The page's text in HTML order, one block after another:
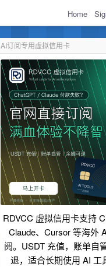
Home
AI订阅专用虚拟信用卡
RDVCC 虚拟信用卡支持
Claude、Cursor 等海外
阅。USDT 充值，账单自
退，适合长期使用 AI 工